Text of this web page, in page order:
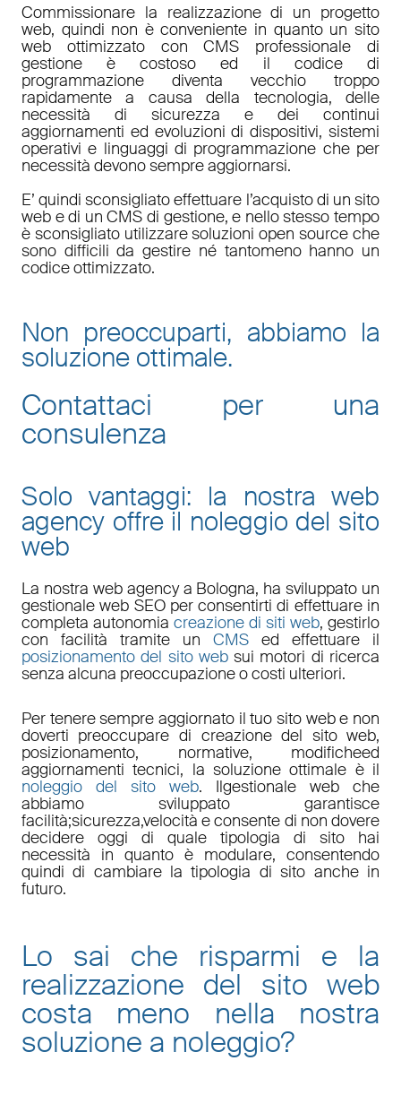
Commissionare la realizzazione di un progetto
web, quindi non è conveniente in quanto un sito
web ottimizzato con CMS professionale di
gestione è costoso ed il codice di
programmazione diventa vecchio troppo
rapidamente a causa della tecnologia, delle
necessità di sicurezza e dei continui
aggiornamenti ed evoluzioni di dispositivi, sistemi
operativi e linguaggi di programmazione che per
necessità devono sempre aggiornarsi.
E’ quindi sconsigliato effettuare l’acquisto di un sito
web e di un CMS di gestione, e nello stesso tempo
è sconsigliato utilizzare soluzioni open source che
sono difficili da gestire né tantomeno hanno un
codice ottimizzato.
Non preoccuparti, abbiamo la
soluzione ottimale.
Contattaci per una
consulenza
Solo vantaggi: la nostra web
agency offre il noleggio del sito
web
La nostra web agency a Bologna, ha sviluppato un
gestionale web SEOper consentirti di effettuare in
completa autonomia creazione di siti web, gestirlo
con facilità tramite un CMS ed effettuare il
posizionamento del sito websui motori di ricerca
senza alcuna preoccupazione o costi ulteriori.
Per tenere sempre aggiornato il tuo sito web e non
doverti preoccupare di creazione del sito web,
posizionamento, normative, modificheed
aggiornamenti tecnici, la soluzione ottimale è il
noleggio del sito web. Ilgestionale webche
abbiamo sviluppato garantisce
facilità;sicurezza,velocità e consente di non dovere
decidere oggi di quale tipologia di sito hai
necessità in quanto è modulare, consentendo
quindi di cambiare la tipologia di sito anche in
futuro.
Lo sai che risparmi e la
realizzazione del sito web
costa meno nella nostra
soluzione a noleggio?